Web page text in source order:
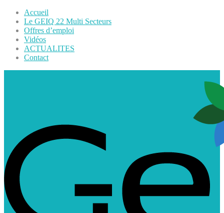
Accueil
Le GEIQ 22 Multi Secteurs
Offres d’emploi
Vidéos
ACTUALITES
Contact